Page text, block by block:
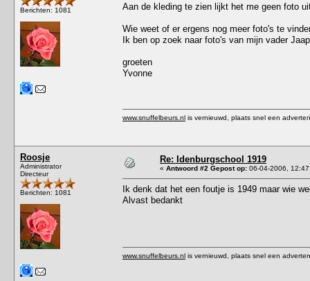
Berichten: 1081 Aan de kleding te zien lijkt het me geen foto
Wie weet of er ergens nog meer foto's te
Ik ben op zoek naar foto's van mijn vader
groeten
Yvonne
www.snuffelbeurs.nl is vernieuwd, plaats snel een
Roosje
Administrator
Directeur
Berichten: 1081
Re: Idenburgschool 1919
« Antwoord #2 Gepost op: 06-04-2006,
Ik denk dat het een foutje is 1949 maar wie
Alvast bedankt
www.snuffelbeurs.nl is vernieuwd, plaats snel een